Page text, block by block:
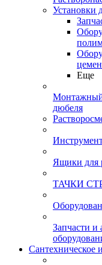
Установки
Еще
Монтажный
дюбеля
Ящики для
ТАЧКИ
Запчасти и
Сантехническое